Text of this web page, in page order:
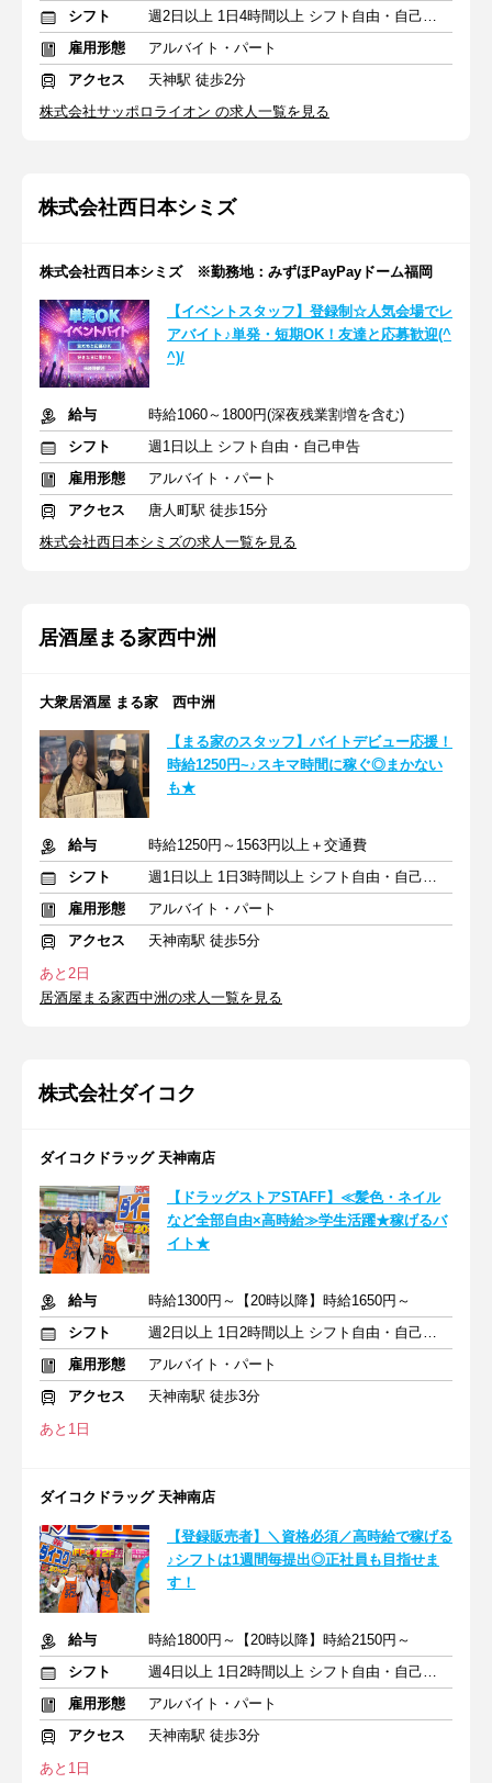
シフト
週2日以上 1日4時間以上 シフト自由・自己申告
雇用形態
アルバイト・パート
アクセス
天神駅 徒歩2分
株式会社サッポロライオン の求人一覧を見る
株式会社西日本シミズ
株式会社西日本シミズ ※勤務地：みずほPayPayドーム福岡
【イベントスタッフ】登録制☆人気会場でレ
アバイト♪単発・短期OK！友達と応募歓迎(^
^)/
給与
時給1060～1800円(深夜残業割増を含む)
シフト
週1日以上 シフト自由・自己申告
雇用形態
アルバイト・パート
アクセス
唐人町駅 徒歩15分
株式会社西日本シミズの求人一覧を見る
居酒屋まる家西中洲
大衆居酒屋 まる家 西中洲
【まる家のスタッフ】バイトデビュー応援！
時給1250円~♪スキマ時間に稼ぐ◎まかない
も★
給与
時給1250円～1563円以上＋交通費
シフト
週1日以上 1日3時間以上 シフト自由・自己申告
雇用形態
アルバイト・パート
アクセス
天神南駅 徒歩5分
あと2日
居酒屋まる家西中洲の求人一覧を見る
株式会社ダイコク
ダイコクドラッグ 天神南店
【ドラッグストアSTAFF】≪髪色・ネイル
など全部自由×高時給≫学生活躍★稼げるバ
イト★
給与
時給1300円～【20時以降】時給1650円～
シフト
週2日以上 1日2時間以上 シフト自由・自己申告
雇用形態
アルバイト・パート
アクセス
天神南駅 徒歩3分
あと1日
ダイコクドラッグ 天神南店
【登録販売者】＼資格必須／高時給で稼げる
♪シフトは1週間毎提出◎正社員も目指せま
す！
給与
時給1800円～【20時以降】時給2150円～
シフト
週4日以上 1日2時間以上 シフト自由・自己申告
雇用形態
アルバイト・パート
アクセス
天神南駅 徒歩3分
あと1日